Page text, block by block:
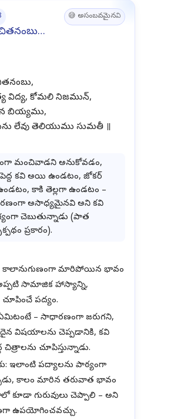
😅 అసంబవమైనవి
విద్య, కోమలి నిజమున్,
బియ్యము,
మంచివాడని అనుకోవడం,
పెద్ద కవి అయి ఉండటం, జోకర్
కాకి తెల్లగా ఉండటం –
అసాధ్యమైనవి అని కవి
చెబుతున్నాడు (పాత
ప్రకారం).
కాలానుగుణంగా మారిపోయిన భావం
సామాజిక హాస్యాన్ని,
పద్యం.
– సాధారణంగా జరుగని,
విషయాలను చెప్పడానికి, కవి
చిత్రాలను చూపిస్తున్నాడు.
ఇలాంటి పద్యాలను పాఠ్యంగా
కాలం మారిన తరువాత భావం
గురువులు చెప్పాలి – అని
ఉపయోగించవచ్చు.